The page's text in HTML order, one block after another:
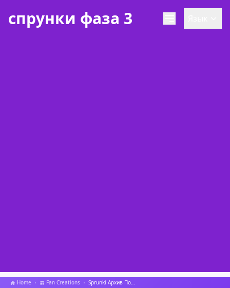
спрунки фаза 3
Home Fan Creations Sprunki Архив Повторная загрузка